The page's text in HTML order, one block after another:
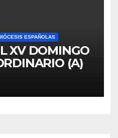
ESPAÑOLAS
XV DOMINGO
(A)